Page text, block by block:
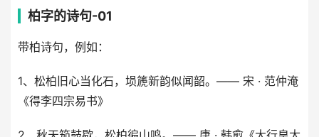
柏字的诗句-01
带柏诗句，例如：
1、松柏旧心当化石，埙篪新韵似闻韶。—— 宋 · 范仲淹
《得李四宗易书》